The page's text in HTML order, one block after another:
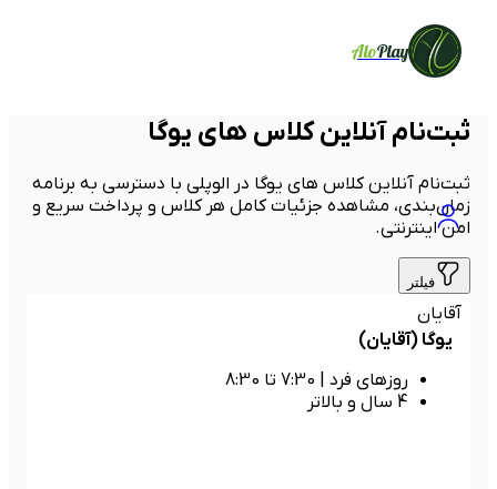
AloPlay
ثبت‌نام آنلاین کلاس های یوگا
ثبت‌نام آنلاین کلاس‌ های یوگا در الوپلی با دسترسی به برنامه
زمان‌بندی، مشاهده جزئیات کامل هر کلاس و پرداخت سریع و
امن اینترنتی.
فیلتر
آقایان
یوگا (آقایان)
روزهای فرد
7:30 تا 8:30
4 سال و بالاتر